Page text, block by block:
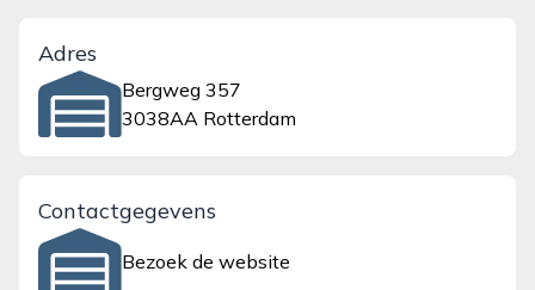
Adres
Bergweg 357
3038AA Rotterdam
Contactgegevens
Bezoek de website